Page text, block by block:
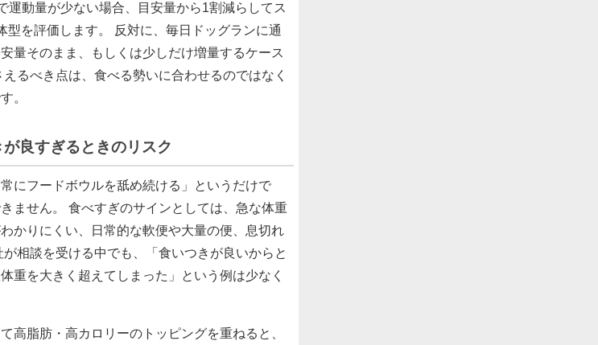
運動量が少ない場合、目安量から1割減らしてス
型を評価します。 反対に、毎日ドッグランに通
量そのまま、もしくは少しだけ増量するケース
るべき点は、食べる勢いに合わせるのではなく
。
良すぎるときのリスク
にフードボウルを舐め続ける」というだけで
ません。 食べすぎのサインとしては、急な体重
かりにくい、日常的な軟便や大量の便、息切れ
相談を受ける中でも、「食いつきが良いからと
重を大きく超えてしまった」という例は少なく
高脂肪・高カロリーのトッピングを重ねると、